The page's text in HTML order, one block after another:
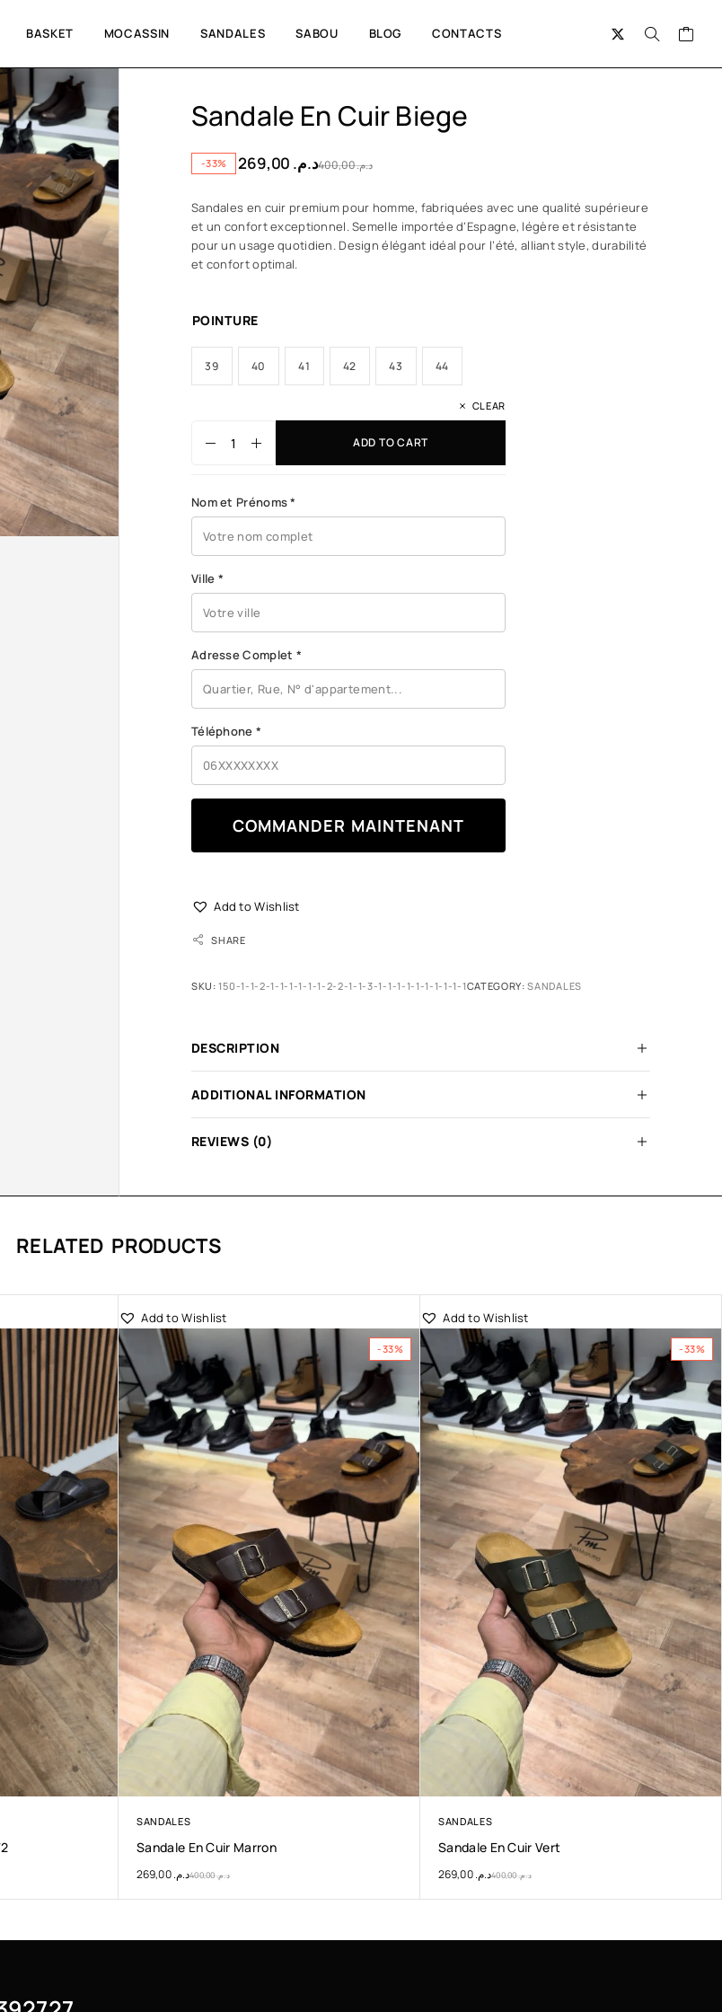
BASKET MOCASSIN SANDALES SABOU BLOG CONTACTS
Sandale En Cuir Biege
-33% د.م.400,00 د.م.
Sandales en cuir premium pour homme, fabriquées avec une qualité supérieure
et un confort exceptionnel. Semelle importée d’Espagne, légère et résistante
pour un usage quotidien. Design élégant idéal pour l’été, alliant style, durabilité
et confort optimal.
POINTURE
39 40 41 42 43 44
CLEAR
ADD TO CART
Nom et Prénoms*
Ville *
Adresse Complet *
Téléphone *
COMMANDER MAINTENANT
Add to Wishlist
SHARE
SKU:150-1-1-2-1-1-1-1-1-1-2-2-1-1-3-1-1-1-1-1-1-1-1-1-1CATEGORY:SANDALES
DESCRIPTION
ADDITIONAL INFORMATION
REVIEWS (0)
RELATED PRODUCTS
-33%
SANDALES
Sandale En Cuir Marron
د.م.400,00 د.م.269,00
Add to Wishlist
-33%
SANDALES
Sandale En Cuir Vert
د.م.400,00 د.م.269,00
Add to Wishlist